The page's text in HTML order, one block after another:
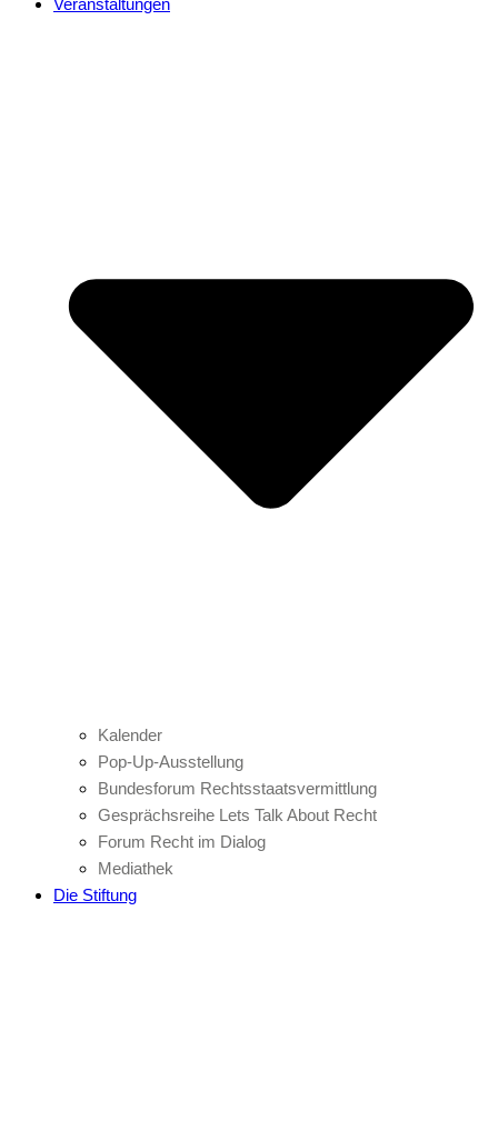
Veranstaltungen
Kalender
Pop-Up-Ausstellung
Bundesforum Rechtsstaatsvermittlung
Gesprächsreihe Lets Talk About Recht
Forum Recht im Dialog
Mediathek
Die Stiftung